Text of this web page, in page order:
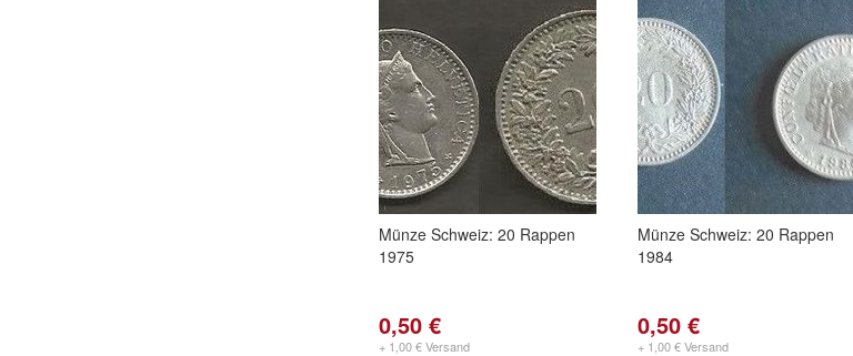
Münze Schweiz: 20 Rappen
1975
0,50 €
+ 1,00 € Versand
Münze Schweiz: 20 Rappen
1984
0,50 €
+ 1,00 € Versand